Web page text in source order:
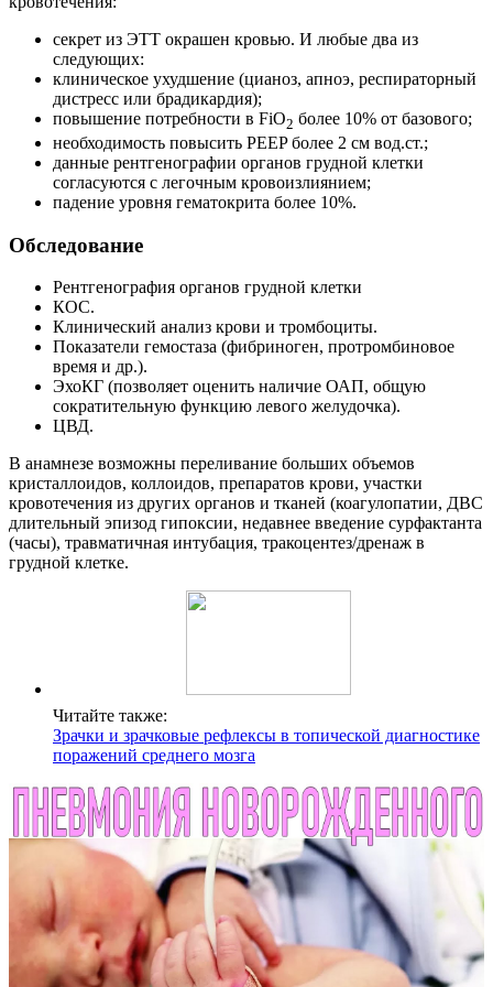
секрет из ЭТТ окрашен кровью. И любые два из
следующих:
клиническое ухудшение (цианоз, апноэ, респираторный
дистресс или брадикардия);
повышение потребности в FiO2 более 10% от базового;
необходимость повысить PEEP более 2 см вод.ст.;
данные рентгенографии органов грудной клетки
согласуются с легочным кровоизлиянием;
падение уровня гематокрита более 10%.
Обследование
Рентгенография органов грудной клетки
КОС.
Клинический анализ крови и тромбоциты.
Показатели гемостаза (фибриноген, протромбиновое
время и др.).
ЭхоКГ (позволяет оценить наличие ОАП, общую
сократительную функцию левого желудочка).
ЦВД.
В анамнезе возможны переливание больших объемов
кристаллоидов, коллоидов, препаратов крови, участки
кровотечения из других органов и тканей (коагулопатии, ДВС
длительный эпизод гипоксии, недавнее введение сурфактанта
(часы), травматичная интубация, тракоцентез/дренаж в
грудной клетке.
Читайте также:
Зрачки и зрачковые рефлексы в топической диагностике
поражений среднего мозга